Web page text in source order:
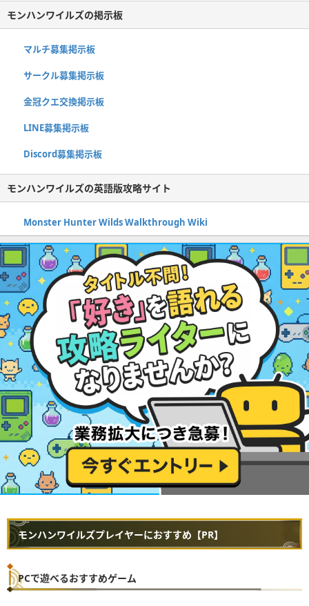
モンハンワイルズの掲示板
マルチ募集掲示板
サークル募集掲示板
金冠クエ交換掲示板
LINE募集掲示板
Discord募集掲示板
モンハンワイルズの英語版攻略サイト
Monster Hunter Wilds Walkthrough Wiki
モンハンワイルズプレイヤーにおすすめ【PR】
PCで遊べるおすすめゲーム